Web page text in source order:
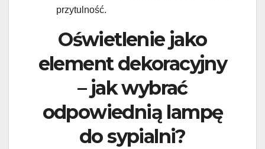
przytulność.
Oświetlenie jako
element dekoracyjny
– jak wybrać
odpowiednią lampę
do sypialni?